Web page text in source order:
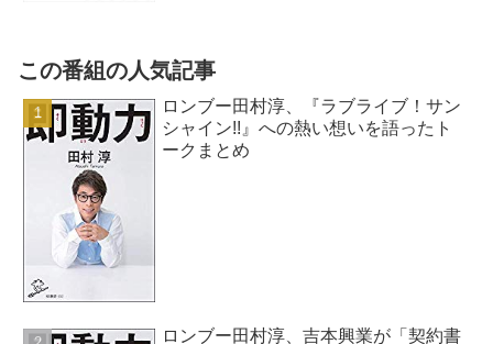
この番組の人気記事
ロンブー田村淳、『ラブライブ！サン
シャイン!!』への熱い想いを語ったト
ークまとめ
ロンブー田村淳、吉本興業が「契約書